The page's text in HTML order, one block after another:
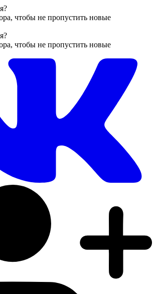
чтобы не пропустить новые
чтобы не пропустить новые